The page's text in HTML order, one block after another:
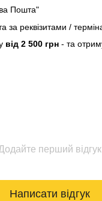
Пошта"
за реквізитами /
від 2 500 грн - та
перший відгук
Написати відгук